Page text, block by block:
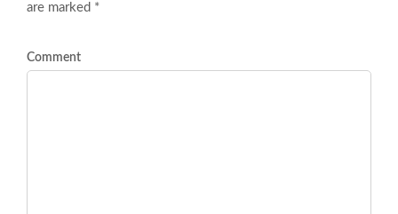
are marked *
Comment